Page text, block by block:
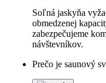
Soľná jaskyňa
obmedzenej
zabezpečujeme
návštevníkov.
Prečo je saunový